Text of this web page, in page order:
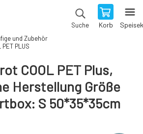
Suche Korb
und Zubehör
PLUS
COOL PET Plus,
Herstellung Größe
S 50*35*35cm